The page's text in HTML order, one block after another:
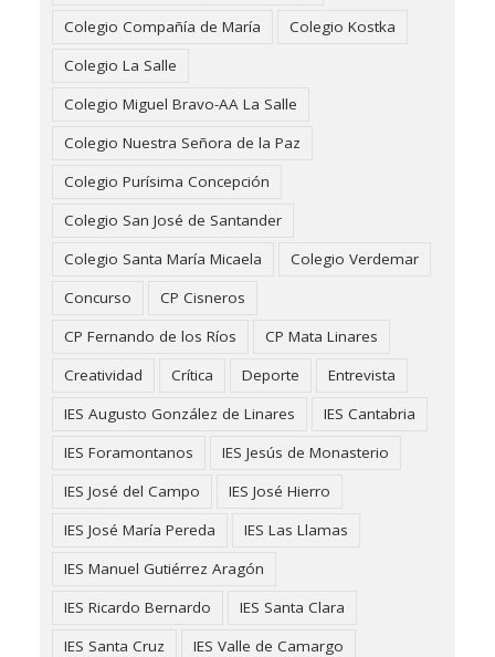
Colegio Compañía de María
Colegio Kostka
Colegio La Salle
Colegio Miguel Bravo-AA La Salle
Colegio Nuestra Señora de la Paz
Colegio Purísima Concepción
Colegio San José de Santander
Colegio Santa María Micaela
Colegio Verdemar
Concurso
CP Cisneros
CP Fernando de los Ríos
CP Mata Linares
Creatividad
Crítica Deporte
Entrevista
IES Augusto González de Linares
IES Cantabria
IES Foramontanos
IES Jesús de Monasterio
IES José del Campo
IES José Hierro
IES José María Pereda
IES Las Llamas
IES Manuel Gutiérrez Aragón
IES Ricardo Bernardo
IES Santa Clara
IES Santa Cruz
IES Valle de Camargo